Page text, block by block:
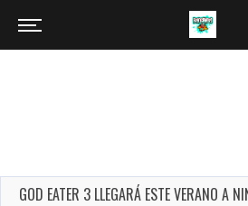
GOD EATER 3 LLEGARÁ ESTE VERANO A